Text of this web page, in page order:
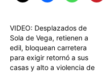
VIDEO: Desplazados de
Sola de Vega, retienen a
edil, bloquean carretera
para exigir retornó a sus
casas y alto a violencia de